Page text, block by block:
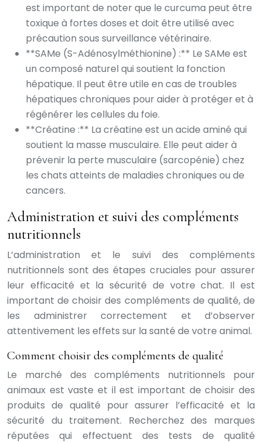
est important de noter que le curcuma peut être
toxique à fortes doses et doit être utilisé avec
précaution sous surveillance vétérinaire.
**SAMe (S-Adénosylméthionine) :** Le SAMe est
un composé naturel qui soutient la fonction
hépatique. Il peut être utile en cas de troubles
hépatiques chroniques pour aider à protéger et à
régénérer les cellules du foie.
**Créatine :** La créatine est un acide aminé qui
soutient la masse musculaire. Elle peut aider à
prévenir la perte musculaire (sarcopénie) chez
les chats atteints de maladies chroniques ou de
cancers.
Administration et suivi des compléments
nutritionnels
L’administration et le suivi des compléments
nutritionnels sont des étapes cruciales pour assurer
leur efficacité et la sécurité de votre chat. Il est
important de choisir des compléments de qualité, de
les administrer correctement et d’observer
attentivement les effets sur la santé de votre animal.
Comment choisir des compléments de qualité
Le marché des compléments nutritionnels pour
animaux est vaste et il est important de choisir des
produits de qualité pour assurer l’efficacité et la
sécurité du traitement. Recherchez des marques
réputées qui effectuent des tests de qualité